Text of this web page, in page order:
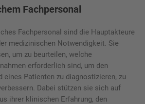
Fachpersonal
Fachpersonal sind die Hauptakteure
medizinischen Notwendigkeit. Sie
um zu beurteilen, welche
erforderlich sind, um den
eines Patienten zu diagnostizieren, zu
Dabei stützen sie sich auf
ihrer klinischen Erfahrung, den